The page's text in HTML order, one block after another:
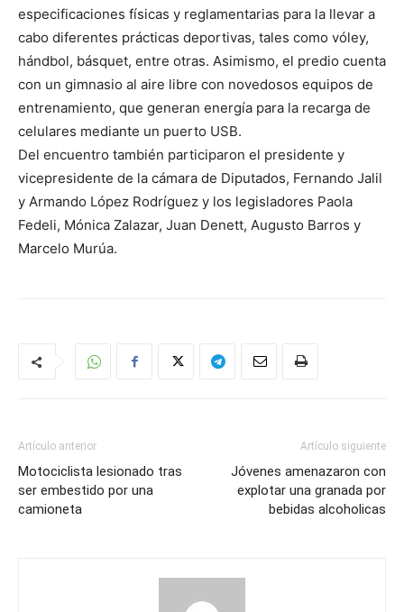
especificaciones físicas y reglamentarias para la llevar a
cabo diferentes prácticas deportivas, tales como vóley,
hándbol, básquet, entre otras. Asimismo, el predio cuenta
con un gimnasio al aire libre con novedosos equipos de
entrenamiento, que generan energía para la recarga de
celulares mediante un puerto USB.
Del encuentro también participaron el presidente y
vicepresidente de la cámara de Diputados, Fernando Jalil
y Armando López Rodríguez y los legisladores Paola
Fedeli, Mónica Zalazar, Juan Denett, Augusto Barros y
Marcelo Murúa.
Artículo anterior
Motociclista lesionado tras
ser embestido por una
camioneta
Artículo siguiente
Jóvenes amenazaron con
explotar una granada por
bebidas alcoholicas